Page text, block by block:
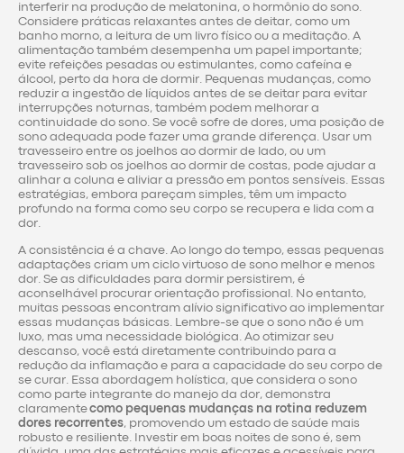
interferir na produção de melatonina, o hormônio do sono.
Considere práticas relaxantes antes de deitar, como um
banho morno, a leitura de um livro físico ou a meditação. A
alimentação também desempenha um papel importante;
evite refeições pesadas ou estimulantes, como cafeína e
álcool, perto da hora de dormir. Pequenas mudanças, como
reduzir a ingestão de líquidos antes de se deitar para evitar
interrupções noturnas, também podem melhorar a
continuidade do sono. Se você sofre de dores, uma posição de
sono adequada pode fazer uma grande diferença. Usar um
travesseiro entre os joelhos ao dormir de lado, ou um
travesseiro sob os joelhos ao dormir de costas, pode ajudar a
alinhar a coluna e aliviar a pressão em pontos sensíveis. Essas
estratégias, embora pareçam simples, têm um impacto
profundo na forma como seu corpo se recupera e lida com a
dor.
A consistência é a chave. Ao longo do tempo, essas pequenas
adaptações criam um ciclo virtuoso de sono melhor e menos
dor. Se as dificuldades para dormir persistirem, é
aconselhável procurar orientação profissional. No entanto,
muitas pessoas encontram alívio significativo ao implementar
essas mudanças básicas. Lembre-se que o sono não é um
luxo, mas uma necessidade biológica. Ao otimizar seu
descanso, você está diretamente contribuindo para a
redução da inflamação e para a capacidade do seu corpo de
se curar. Essa abordagem holística, que considera o sono
como parte integrante do manejo da dor, demonstra
claramentecomo pequenas mudanças na rotina reduzem
dores recorrentes, promovendo um estado de saúde mais
robusto e resiliente. Investir em boas noites de sono é, sem